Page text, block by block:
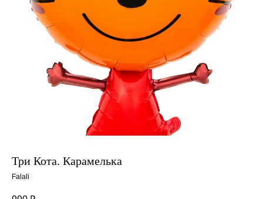
Три Кота. Карамелька
Falali